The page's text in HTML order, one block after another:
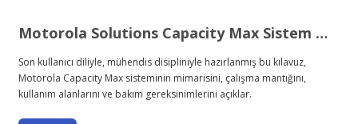
Motorola Solutions Capacity Max Sistem Mühendisi Saha Kılavuzu
Son kullanıcı diliyle, mühendis disipliniyle hazırlanmış bu kılavuz,
Motorola Capacity Max sisteminin mimarisini, çalışma mantığını,
kullanım alanlarını ve bakım gereksinimlerini açıklar.